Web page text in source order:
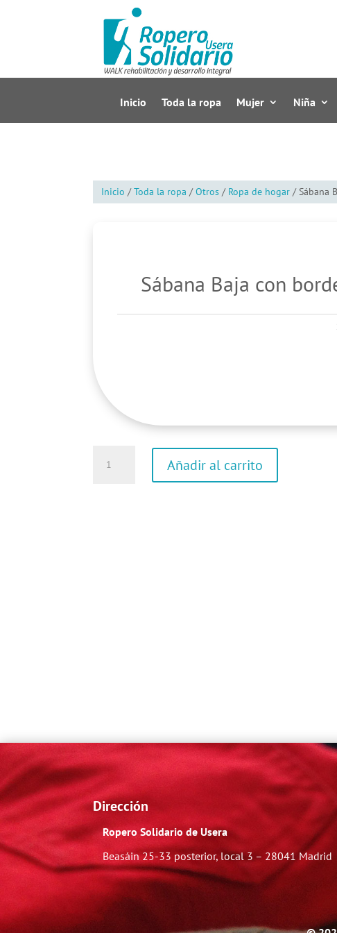
Inicio Toda la ropa Mujer Niña
Inicio /Toda la ropa /Otros / Ropa de hogar / Sábana
Sábana Baja con
Baja
Añadir al carrito
Dirección
Ropero Solidario de Usera
Beasáin 25-33 posterior, local 3 – 28041 Madrid